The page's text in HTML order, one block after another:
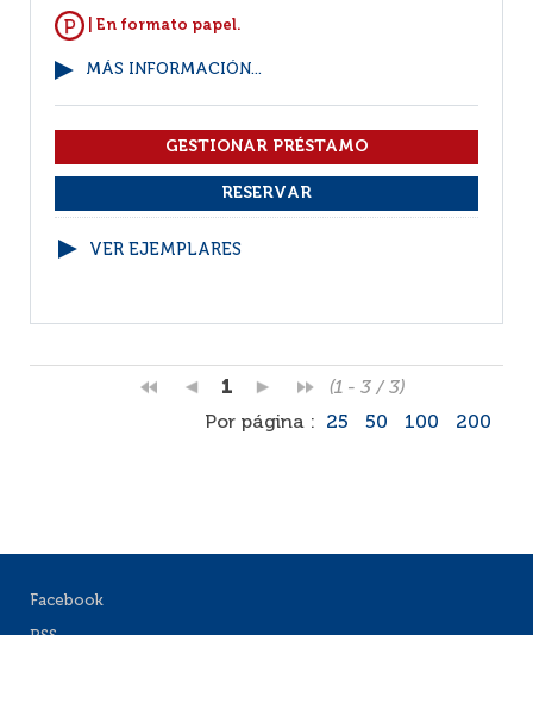
| En formato papel.
MÁS INFORMACIÓN...
VER EJEMPLARES
1
(1 - 3 / 3)
Por página :
25 50 100 200
Facebook
RSS